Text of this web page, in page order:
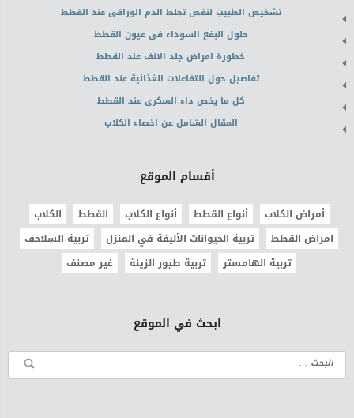
تشخيص الطبيب لنقص تجلط الدم الوراقى عند القطط
حلول البقع السوداء فى عيون القطط
خطورة امراض جلد الانف عند القطط
تفاصيل حول التفاعلات الغذائية عند القطط
كل ما يخص داء السكرى عند القطط
المقال الشامل عن اخصاء الكلاب
أقسام الموقع
أمراض الكلاب أنواع القطط أنواع الكلاب القطط
الكلاب
امراض القطط
تربية الحيوانات الأليفة في المنزل
تربية السلاحف
تربية الهامستر
تربية طيور الزينة غير مصنف
ابحث في الموقع